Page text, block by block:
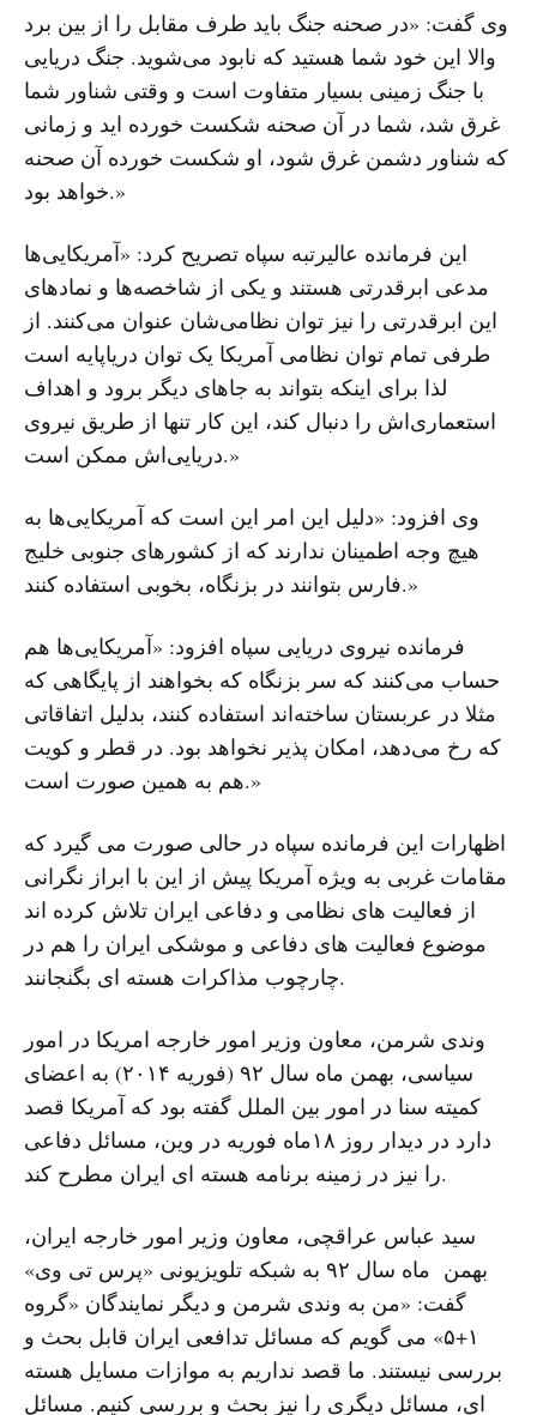
وی گفت: «در صحنه جنگ باید طرف مقابل را از بین برد
والا این خود شما هستید که نابود می‌شوید. جنگ دریایی
با جنگ زمینی بسیار متفاوت است و وقتی شناور شما
غرق شد، شما در آن صحنه شکست خورده‌ اید و زمانی
که شناور دشمن غرق شود، او شکست خورده آن صحنه
خواهد بود.»
این فرمانده عالیرتبه سپاه تصریح کرد: «آمریکایی‌ها
مدعی ابرقدرتی‌ هستند و یکی از شاخصه‌ها و نمادهای
این ابرقدرتی را نیز توان نظامی‌شان عنوان می‌کنند. از
طرفی تمام توان نظامی آمریکا یک توان دریاپایه است
لذا برای اینکه بتواند به جاهای دیگر برود و اهداف
استعماری‌اش را دنبال کند، این کار تنها از طریق نیروی
دریایی‌اش ممکن است.»
وی افزود: «دلیل این امر این است که آمریکایی‌ها به
هیچ وجه اطمینان ندارند که از کشورهای جنوبی خلیج
فارس بتوانند در بزنگاه، بخوبی استفاده کنند.»
فرمانده نیروی دریایی سپاه افزود: «آمریکایی‌ها هم
حساب می‌کنند که سر بزنگاه که بخواهند از پایگاهی که
مثلا در عربستان ساخته‌‌اند استفاده کنند، بدلیل اتفاقاتی
که رخ می‌دهد، امکان پذیر نخواهد بود. در قطر و کویت
هم به همین صورت است.»
اظهارات این فرمانده سپاه در حالی صورت می گیرد که
مقامات غربی به ویژه آمریکا پیش از این با ابراز نگرانی
از فعالیت های نظامی و دفاعی ایران تلاش کرده اند
موضوع فعالیت های دفاعی و موشکی ایران را هم در
چارچوب مذاکرات هسته ای بگنجانند.
وندی شرمن، معاون وزیر امور خارجه امریکا در امور
سیاسی، بهمن ماه سال ۹۲ (فوریه ۲۰۱۴) به اعضای
کمیته سنا در امور بین الملل گفته بود که آمریکا قصد
دارد در دیدار روز ۱۸ماه فوریه در وین، مسائل دفاعی
را نیز در زمینه برنامه هسته ای ایران مطرح کند.
سید عباس عراقچی، معاون وزیر امور خارجه ایران،
بهمن ماه سال ۹۲ به شبکه تلویزیونی «پرس تی وی»
گفت: «من به وندی شرمن و دیگر نمایندگان «گروه
۱+۵» می گویم که مسائل تدافعی ایران قابل بحث و
بررسی نیستند. ما قصد نداریم به موازات مسایل هسته
ای، مسائل دیگری را نیز بحث و بررسی کنیم. مسائل